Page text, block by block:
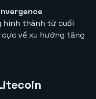
hình thành từ cuối
về xu hướng tăng